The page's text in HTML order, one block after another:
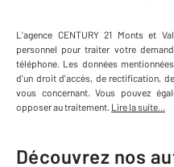
L'agence CENTURY 21 Monts et
personnel pour traiter votre
téléphone Les données
d'un droit d'accès, de rectification,
vous concernant. Vous pouvez
opposer au traitement. Lire la suite...
Découvrez nos